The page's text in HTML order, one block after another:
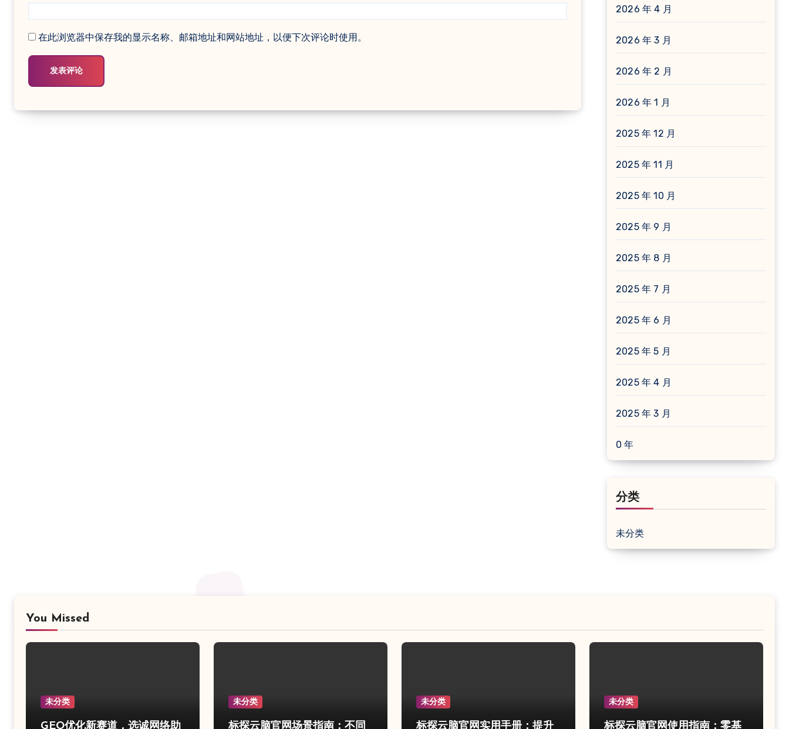
在此浏览器中保存我的显示名称、邮箱地址和网站地址，以便下次评论时使用。
2026 年 4 月
2026 年 3 月
2026 年 2 月
2026 年 1 月
2025 年 12 月
2025 年 11 月
2025 年 10 月
2025 年 9 月
2025 年 8 月
2025 年 7 月
2025 年 6 月
2025 年 5 月
2025 年 4 月
2025 年 3 月
0 年
分类
未分类
You Missed
未分类
GEO优化新赛道，选诚网络助
未分类
标探云脑官网场景指南：不同
未分类
标探云脑官网实用手册：提升
未分类
标探云脑官网使用指南：零基